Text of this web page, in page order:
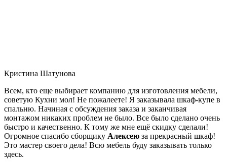
Кристина Шатунова
Всем, кто еще выбирает компанию для изготовления мебели,
советую Кухни мол! Не пожалеете! Я заказывала шкаф-купе в
спальню. Начиная с обсуждения заказа и заканчивая
монтажом никаких проблем не было. Все было сделано очень
быстро и качественно. К тому же мне ещё скидку сделали!
Огромное спасибо сборщику Алексею за прекрасный шкаф!
Это мастер своего дела! Всю мебель буду заказывать только
здесь.